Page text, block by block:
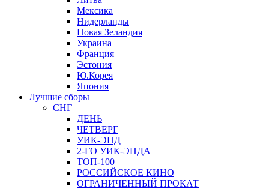
Мексика
Нидерланды
Новая Зеландия
Украина
Франция
Эстония
Ю.Корея
Япония
Лучшие сборы
СНГ
ДЕНЬ
ЧЕТВЕРГ
УИК-ЭНД
2-ГО УИК-ЭНДА
ТОП-100
РОССИЙСКОЕ КИНО
ОГРАНИЧЕННЫЙ ПРОКАТ